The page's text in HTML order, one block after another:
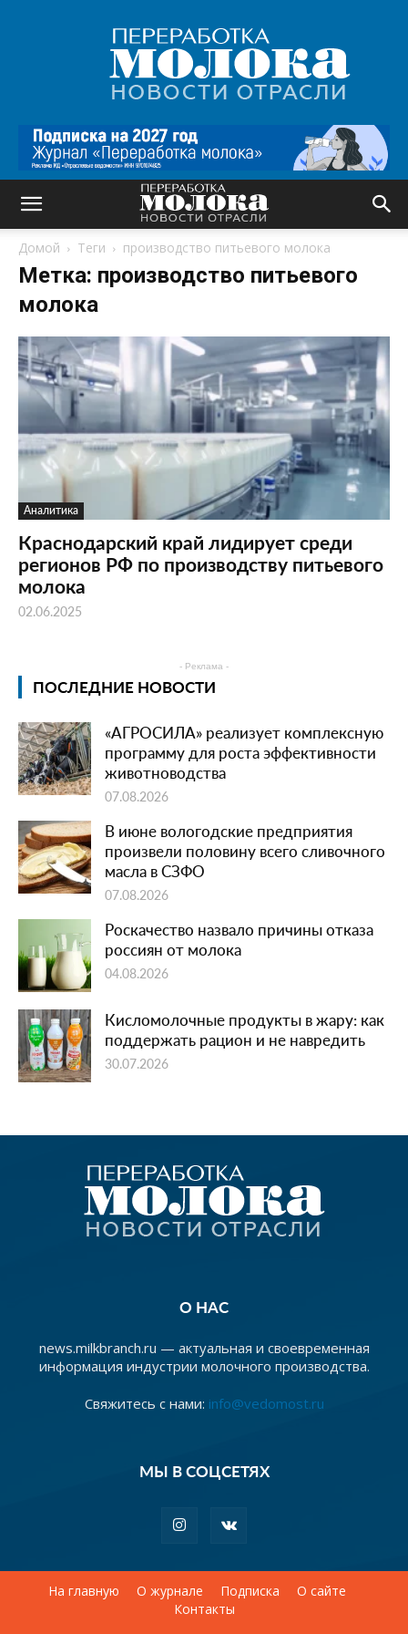
Переработка
молока
|
Новости
Домой Теги производство питьевого молока
Метка: производство питьевого
молока
Аналитика
Краснодарский край лидирует среди
регионов РФ по производству питьевого
молока
02.06.2025
- Реклама -
ПОСЛЕДНИЕ НОВОСТИ
«АГРОСИЛА» реализует комплексную
программу для роста эффективности
животноводства
07.08.2026
В июне вологодские предприятия
произвели половину всего сливочного
масла в СЗФО
07.08.2026
Роскачество назвало причины отказа
россиян от молока
04.08.2026
Кисломолочные продукты в жару: как
поддержать рацион и не навредить
30.07.2026
О НАС
news.milkbranch.ru — актуальная и своевременная
информация индустрии молочного производства.
Свяжитесь с нами: info@vedomost.ru
МЫ В СОЦСЕТЯХ
На главную О журнале Подписка
О сайте
Контакты